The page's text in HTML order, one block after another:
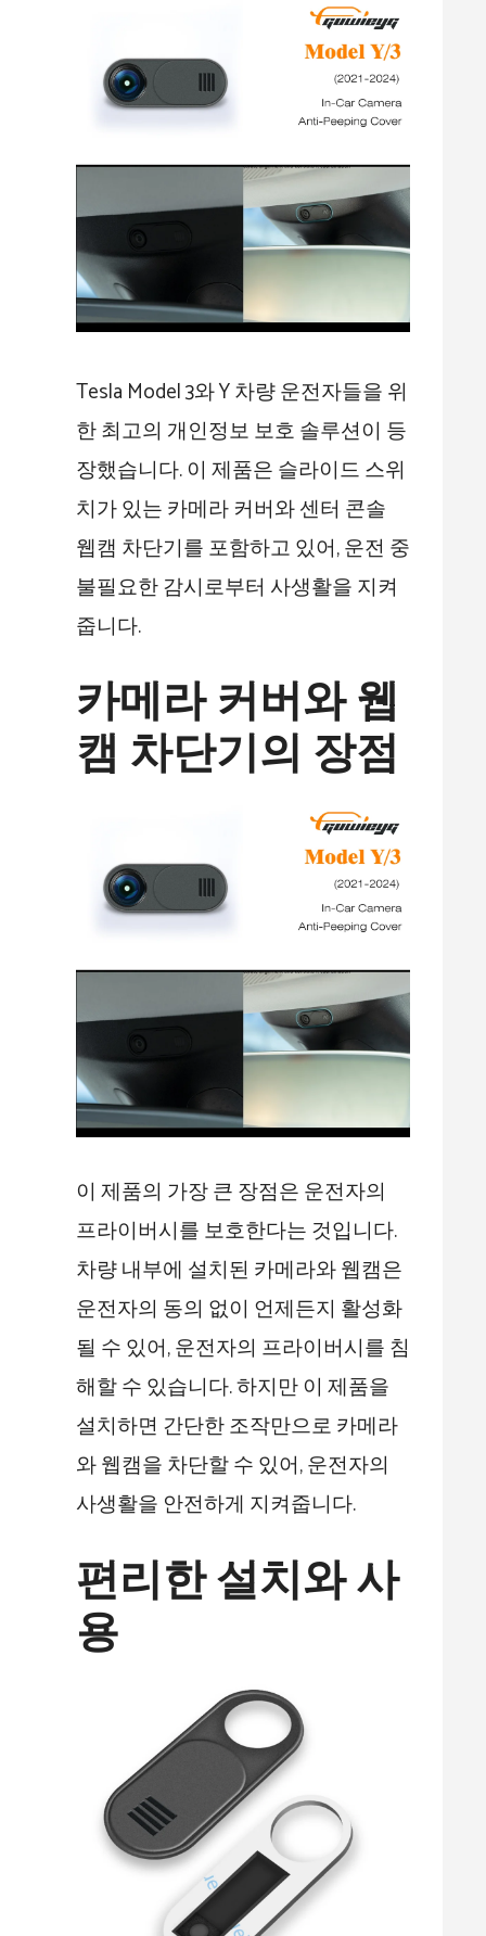
Tesla Model 3와 Y 차량 운전자들을 위
한 최고의 개인정보 보호 솔루션이 등
장했습니다. 이 제품은 슬라이드 스위
치가 있는 카메라 커버와 센터 콘솔
웹캠 차단기를 포함하고 있어, 운전 중
불필요한 감시로부터 사생활을 지켜
줍니다.
카메라 커버와 웹
캠 차단기의 장점
이 제품의 가장 큰 장점은 운전자의
프라이버시를 보호한다는 것입니다.
차량 내부에 설치된 카메라와 웹캠은
운전자의 동의 없이 언제든지 활성화
될 수 있어, 운전자의 프라이버시를 침
해할 수 있습니다. 하지만 이 제품을
설치하면 간단한 조작만으로 카메라
와 웹캠을 차단할 수 있어, 운전자의
사생활을 안전하게 지켜줍니다.
편리한 설치와 사
용